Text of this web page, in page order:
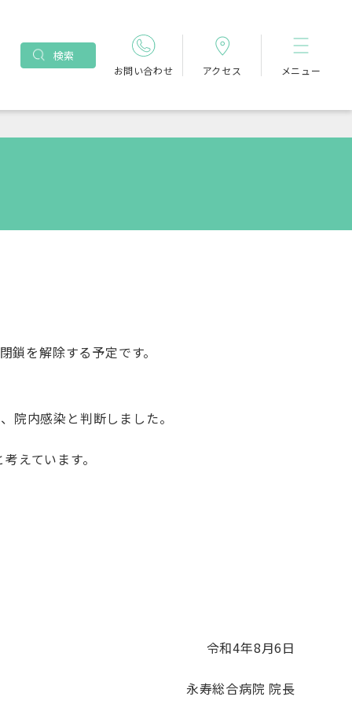
検索
お問い合わせ アクセス メニュー
鎖を解除する予定です。
院内感染と判断しました。
えています。
令和4年8月6日
永寿総合病院 院長